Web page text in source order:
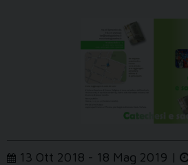
13 Ott 2018 - 18 Mag 2019 |